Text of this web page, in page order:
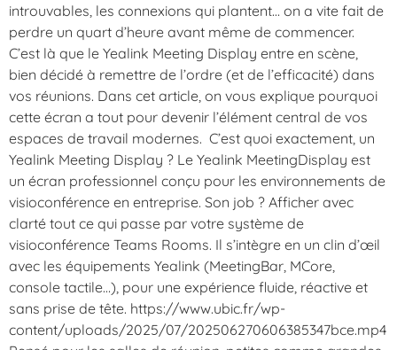
introuvables, les connexions qui plantent… on a vite fait de
perdre un quart d’heure avant même de commencer.
C’est là que le Yealink Meeting Display entre en scène,
bien décidé à remettre de l’ordre (et de l’efficacité) dans
vos réunions. Dans cet article, on vous explique pourquoi
cette écran a tout pour devenir l’élément central de vos
espaces de travail modernes. C’est quoi exactement, un
Yealink Meeting Display ? Le Yealink MeetingDisplay est
un écran professionnel conçu pour les environnements de
visioconférence en entreprise. Son job ? Afficher avec
clarté tout ce qui passe par votre système de
visioconférence Teams Rooms. Il s’intègre en un clin d’œil
avec les équipements Yealink (MeetingBar, MCore,
console tactile…), pour une expérience fluide, réactive et
sans prise de tête. https://www.ubic.fr/wp-
content/uploads/2025/07/202506270606385347bce.mp4